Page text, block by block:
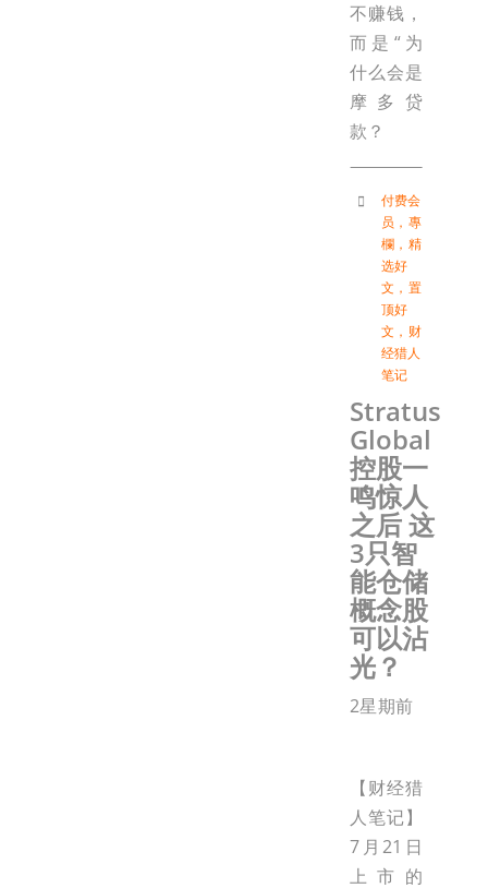
不赚钱，
而是“为
什么会是
摩多贷
款？
付费会
员 ， 專
欄 ， 精
选好
文 ， 置
顶好
文 ， 财
经猎人
笔记
Stratus
Global
控股一
鸣惊人
之后 这
3只智
能仓储
概念股
可以沾
光？
2星期前
【财经猎
人笔记】
7月21日
上市的